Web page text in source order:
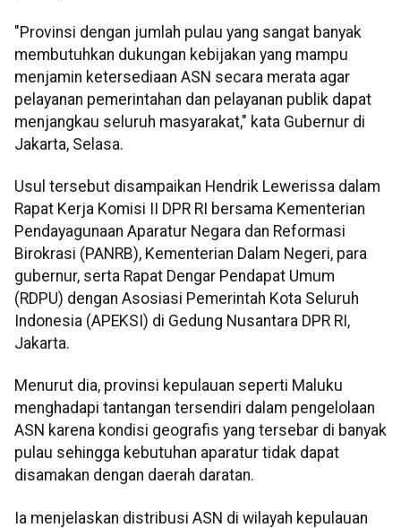
"Provinsi dengan jumlah pulau yang sangat banyak
membutuhkan dukungan kebijakan yang mampu
menjamin ketersediaan ASN secara merata agar
pelayanan pemerintahan dan pelayanan publik dapat
menjangkau seluruh masyarakat," kata Gubernur di
Jakarta, Selasa.
Usul tersebut disampaikan Hendrik Lewerissa dalam
Rapat Kerja Komisi II DPR RI bersama Kementerian
Pendayagunaan Aparatur Negara dan Reformasi
Birokrasi (PANRB), Kementerian Dalam Negeri, para
gubernur, serta Rapat Dengar Pendapat Umum
(RDPU) dengan Asosiasi Pemerintah Kota Seluruh
Indonesia (APEKSI) di Gedung Nusantara DPR RI,
Jakarta.
Menurut dia, provinsi kepulauan seperti Maluku
menghadapi tantangan tersendiri dalam pengelolaan
ASN karena kondisi geografis yang tersebar di banyak
pulau sehingga kebutuhan aparatur tidak dapat
disamakan dengan daerah daratan.
Ia menjelaskan distribusi ASN di wilayah kepulauan